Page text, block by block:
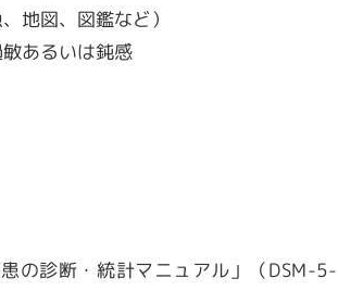
地図、図鑑など）
あるいは鈍感
の診断・統計マニュアル」（DSM-5-